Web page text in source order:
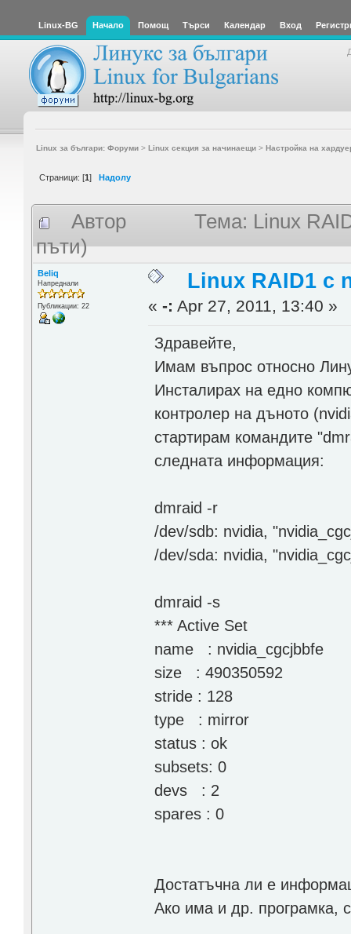
Linux-BG Начало Помощ Търси Календар Вход
Linux за българи: Форуми> Linux секция за начинаещи> Настройка на
Страници: [1] Надолу
Автор
Тема: Linux
пъти)
Beliq
Напреднали
Публикации: 22
Linux RAID1 с
«-: Apr 27, 2011, 13:40 »
Здравейте,
Имам въпрос относно
Инсталирах на едно
контролер на дъното
стартирам командите
следната информация:
dmraid -r
/dev/sdb: nvidia,
/dev/sda: nvidia,
dmraid -s
*** Active Set
name : nvidia_cgcjbbfe
size : 490350592
stride : 128
type : mirror
status : ok
subsets: 0
devs : 2
spares : 0
Достатъчна ли е
Ако има и др. програмка,